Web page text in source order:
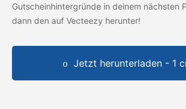
Gutscheinhintergründe in deinem nächsten
dann den auf Vecteezy herunter!
Jetzt herunterladen - 1